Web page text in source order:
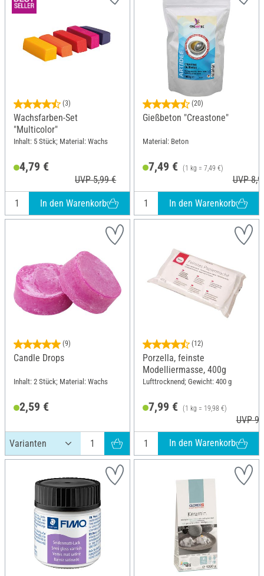
(3)
Wachsfarben-Set
"Multicolor"
Inhalt: 5 Stück; Material: Wachs
4,79 €
UVP 5,99 €
In den Warenkorb
(20)
Gießbeton "Creastone"
Material: Beton
7,49 € (1 kg = 7,49 €)
UVP
In den Warenkorb
(9)
Candle Drops
Inhalt: 2 Stück; Material: Wachs
2,59 €
(12)
Porzella, feinste
Modelliermasse, 400g
Lufttrocknend; Gewicht: 400 g
7,99 € (1 kg = 19,98 €)
UVP
In den Warenkorb